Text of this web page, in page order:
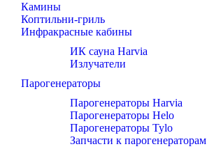
Камины
Коптильни-гриль
Инфракрасные кабины
ИК сауна Harvia
Излучатели
Парогенераторы
Парогенераторы Harvia
Парогенераторы Helo
Парогенераторы Tylo
Запчасти к парогенераторам